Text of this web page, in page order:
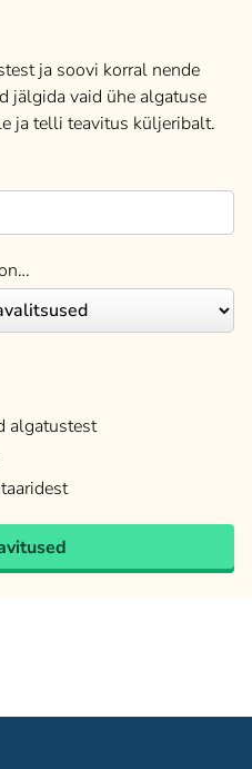
ja soovi korral nende
jälgida vaid ühe algatuse
ja telli teavitus küljeribalt.
algatustest